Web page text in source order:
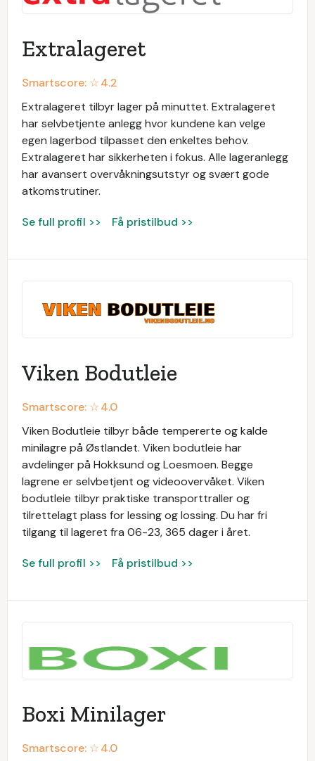
Extralageret
Smartscore: ☆4.2
Extralageret tilbyr lager på minuttet. Extralageret
har selvbetjente anlegg hvor kundene kan velge
egen lagerbod tilpasset den enkeltes behov.
Extralageret har sikkerheten i fokus. Alle lageranlegg
har avansert overvåkningsutstyr og svært gode
atkomstrutiner.
Se full profil >> Få pristilbud >>
Viken Bodutleie
Smartscore: ☆4.0
Viken Bodutleie tilbyr både tempererte og kalde
minilagre på Østlandet. Viken bodutleie har
avdelinger på Hokksund og Loesmoen. Begge
lagrene er selvbetjent og videoovervåket. Viken
bodutleie tilbyr praktiske transporttraller og
tilrettelagt plass for lessing og lossing. Du har fri
tilgang til lageret fra 06-23, 365 dager i året.
Se full profil >> Få pristilbud >>
Boxi Minilager
Smartscore: ☆4.0